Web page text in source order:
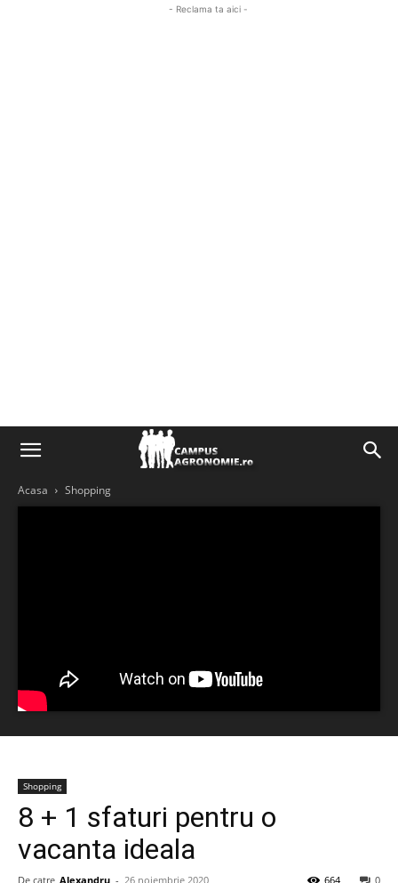
- Reclama ta aici -
Acasa Shopping
Shopping
8 + 1 sfaturi pentru o
vacanta ideala
De catre Alexandru - 26 noiembrie 2020 0
664